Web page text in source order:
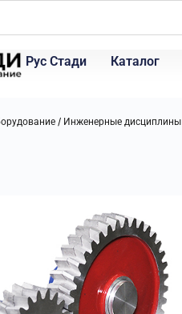
Рус Стади Каталог
/ Инженерные дисциплины